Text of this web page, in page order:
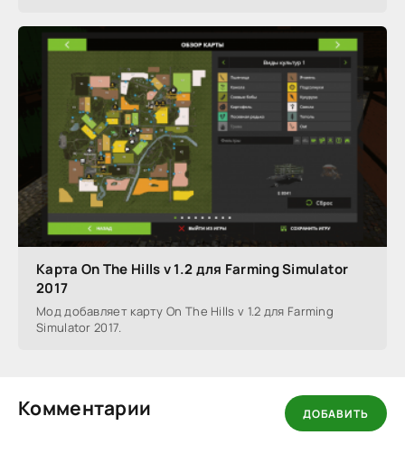
Карта On The Hills v 1.2 для Farming Simulator
2017
Мод добавляет карту On The Hills v 1.2 для Farming
Simulator 2017.
Комментарии ДОБАВИТЬ